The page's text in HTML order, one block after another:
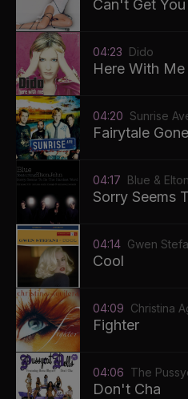
Can't Get
04:23 Dido
Here With Me
04:20 Sunrise
Fairytale
04:17 Blue &
Sorry Seems
04:14 Gwen
Cool
04:09 Christina
Fighter
04:06 The
Don't Cha